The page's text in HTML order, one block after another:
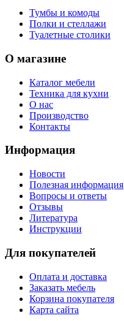
Тумбы и комоды
Полки и стеллажи
Туалетные столики
О магазине
Каталог мебели
Техника для кухни
О нас
Производство
Контакты
Информация
Новости
Полезная информация
Вопросы и ответы
Отзывы
Литература
Инструкции
Для покупателей
Оплата и доставка
Заказать мебель
Корзина покупателя
Карта сайта